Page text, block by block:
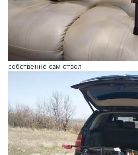
собственно сам ствол